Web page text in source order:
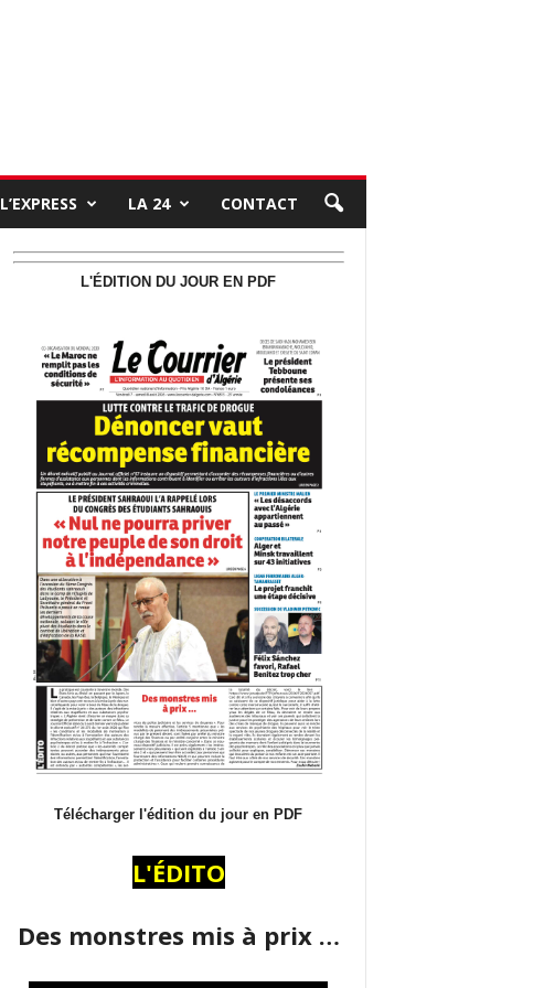
L’EXPRESS LA 24 CONTACT
L'ÉDITION DU JOUR EN PDF
Télécharger l'édition du jour en PDF
L'ÉDITO
Des monstres mis à prix …